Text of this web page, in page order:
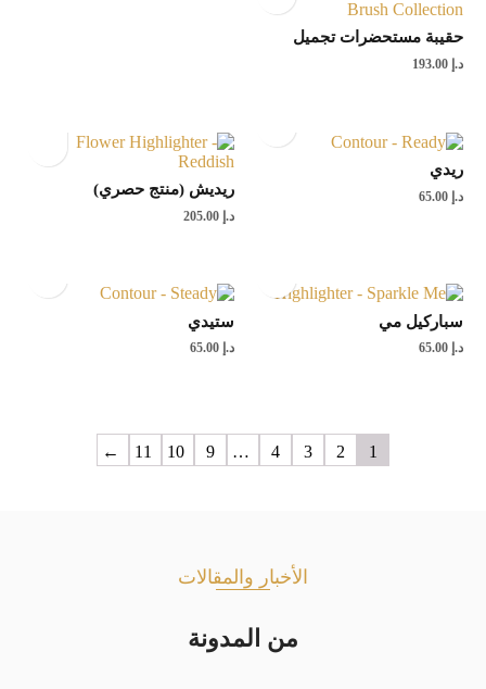
حقيبة مستحضرات تجميل
د.إ 193.00
ريدي
د.إ 65.00 ريديش (منتج حصري)
د.إ 205.00
سباركيل مي
د.إ 65.00
ستيدي
د.إ 65.00
1
2
3
4
…
9
10
11
←
الأخبار والمقالات
من المدونة